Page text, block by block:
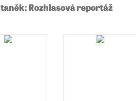
Rozhlasová reportáž